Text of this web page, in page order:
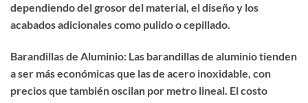
dependiendo del grosor del material, el diseño y los
acabados adicionales como pulido o cepillado.
Barandillas de Aluminio: Las barandillas de aluminio tienden
a ser más económicas que las de acero inoxidable, con
precios que también oscilan por metro lineal. El costo